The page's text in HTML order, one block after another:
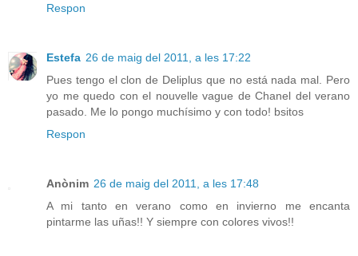
Respon
Estefa 26 de maig del 2011, a les 17:22
Pues tengo el clon de Deliplus que no está nada mal. Pero
yo me quedo con el nouvelle vague de Chanel del verano
pasado. Me lo pongo muchísimo y con todo! bsitos
Respon
Anònim 26 de maig del 2011, a les 17:48
A mi tanto en verano como en invierno me encanta
pintarme las uñas!! Y siempre con colores vivos!!